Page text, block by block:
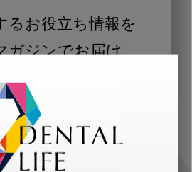
るお役立ち情報を
ガジンでお届け
た職種（歯科医師、歯
技工士）に合わせた内